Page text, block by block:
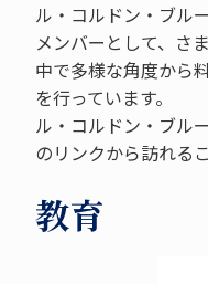
ル・コルドン・ブル
メンバーとして、さ
中で多様な角度から
を行っています。
ル・コルドン・ブル
のリンクから訪れる
教育